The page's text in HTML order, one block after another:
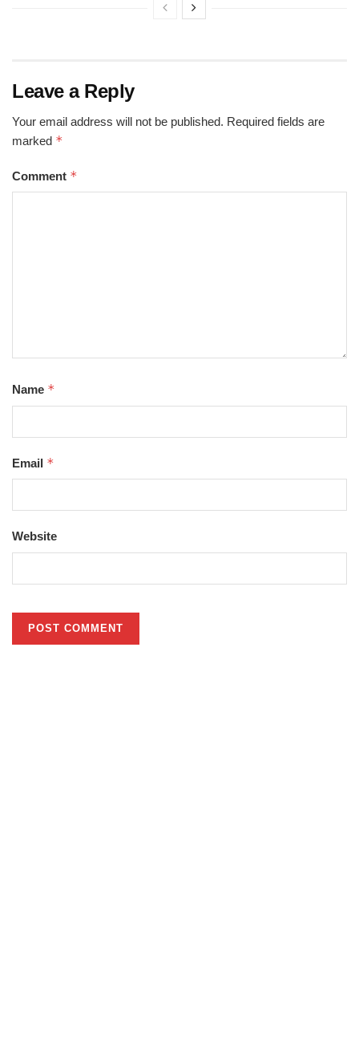
Leave a Reply
Your email address will not be published. Required fields are
marked *
Comment *
Name *
Email *
Website